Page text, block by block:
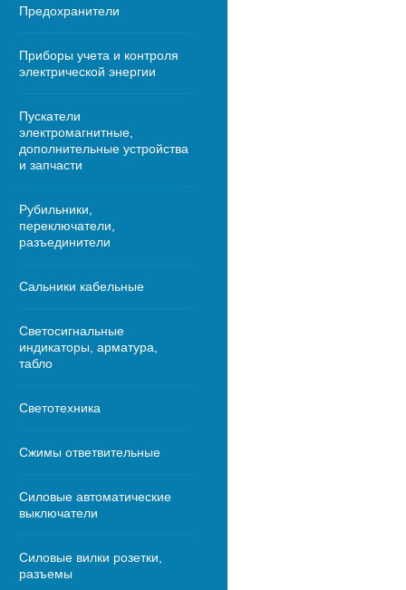
Предохранители
Приборы учета и контроля
электрической энергии
Пускатели
электромагнитные,
дополнительные устройства
и запчасти
Рубильники,
переключатели,
разъединители
Сальники кабельные
Светосигнальные
индикаторы, арматура,
табло
Светотехника
Сжимы ответвительные
Силовые автоматические
выключатели
Силовые вилки розетки,
разъемы